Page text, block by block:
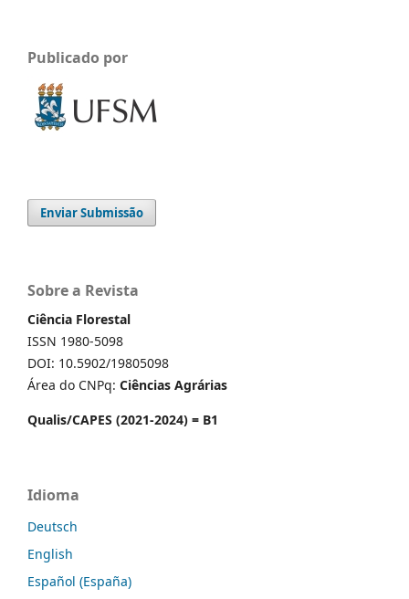
Publicado por
Enviar Submissão
Sobre a Revista
Ciência Florestal
ISSN 1980-5098
DOI: 10.5902/19805098
Área do CNPq: Ciências Agrárias
Qualis/CAPES (2021-2024) = B1
Idioma
Deutsch
English
Español (España)